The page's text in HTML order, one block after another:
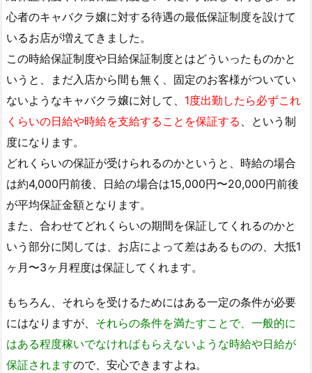
心者のキャバクラ嬢に対する待遇の最低保証制度を設けて
いるお店が増えてきました。
この時給保証制度や日給保証制度とはどういったものかと
いうと、まだ入店から間も無く、固定のお客様がついてい
ないようなキャバクラ嬢に対して、 1度出勤したら必ずこれ
くらいの日給や時給を支給することを保証する 、という制
度になります。
どれくらいの保証が受けられるのかというと、時給の場合
は約4,000円前後、日給の場合は15,000円〜20,000円前後
が平均保証金額となります。
また、合わせてどれくらいの期間を保証してくれるのかと
いう部分に関しては、お店によって差はあるものの、大抵1
ヶ月〜3ヶ月程度は保証してくれます。
もちろん、それらを受けるためにはある一定の条件が必要
にはなりますが、 それらの条件を満たすことで、一般的に
はある程度稼いでなければもらえないような時給や日給が
保証されますので、安心できますよね。